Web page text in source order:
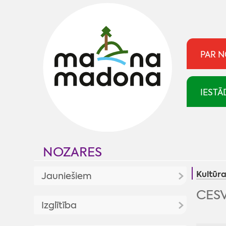
PAR
NOZARES
Jauniešiem
Jaunumi
Izglītība
Kultūra